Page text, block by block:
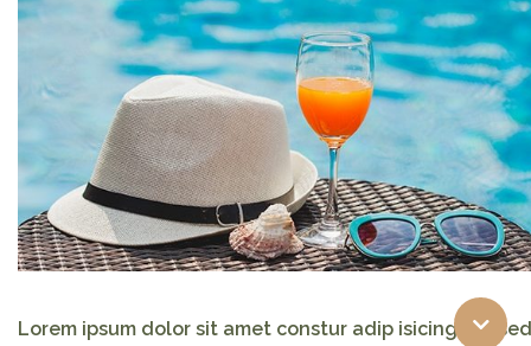
Lorem ipsum dolor sit amet constur adip isicing elit sed